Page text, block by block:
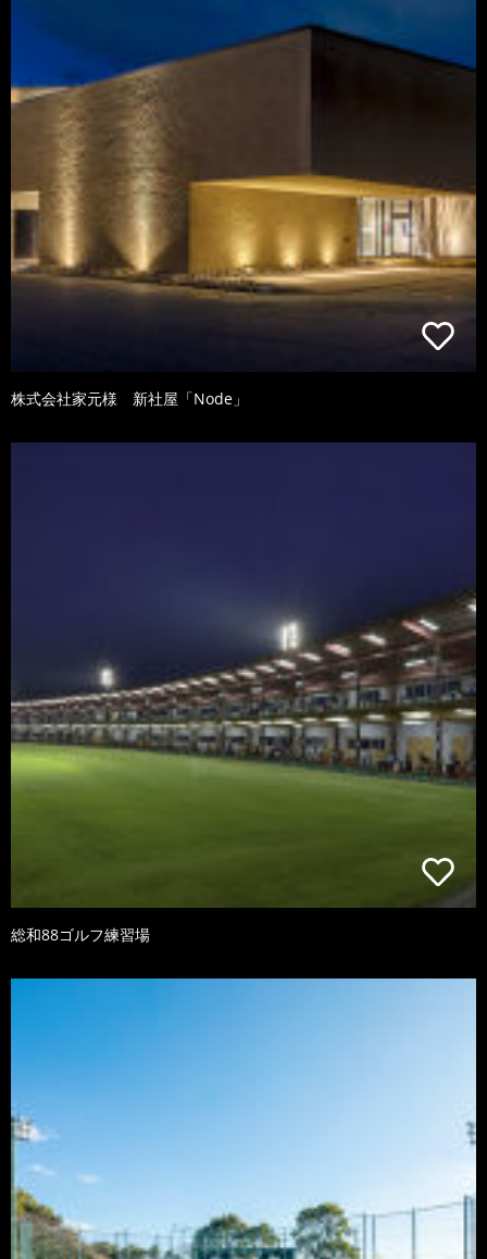
株式会社家元様 新社屋「Node」
総和88ゴルフ練習場